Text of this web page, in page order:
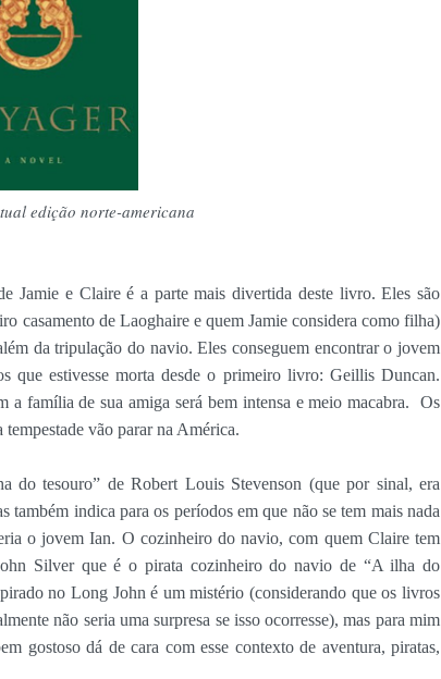
edição norte-americana
Jamie e Claire é a parte mais divertida deste livro. Eles são
casamento de Laoghaire e quem Jamie considera como filha)
da tripulação do navio. Eles conseguem encontrar o jovem
que estivesse morta desde o primeiro livro: Geillis Duncan.
família de sua amiga será bem intensa e meio macabra. Os
vão parar na América.
tesouro” de Robert Louis Stevenson (que por sinal, era
também indica para os períodos em que não se tem mais nada
o jovem Ian. O cozinheiro do navio, com quem Claire tem
Silver que é o pirata cozinheiro do navio de “A ilha do
no Long John é um mistério (considerando que os livros
não seria uma surpresa se isso ocorresse), mas para mim
gostoso dá de cara com esse contexto de aventura, piratas,